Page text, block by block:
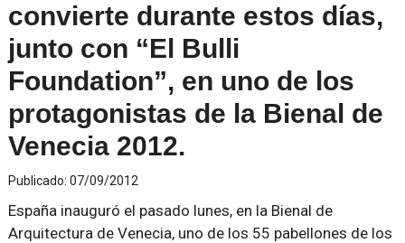
convierte durante estos días,
junto con “El Bulli
Foundation”, en uno de los
protagonistas de la Bienal de
Venecia 2012.
Publicado: 07/09/2012
España inauguró el pasado lunes, en la Bienal de
Arquitectura de Venecia, uno de los 55 pabellones de los